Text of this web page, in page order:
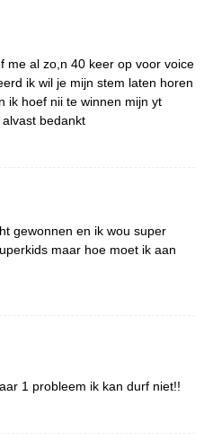
me al zo,n 40 keer op voor voice
ik wil je mijn stem laten horen
ik hoef nii te winnen mijn yt
bedankt
gewonnen en ik wou super
maar hoe moet ik aan
1 probleem ik kan durf niet!!